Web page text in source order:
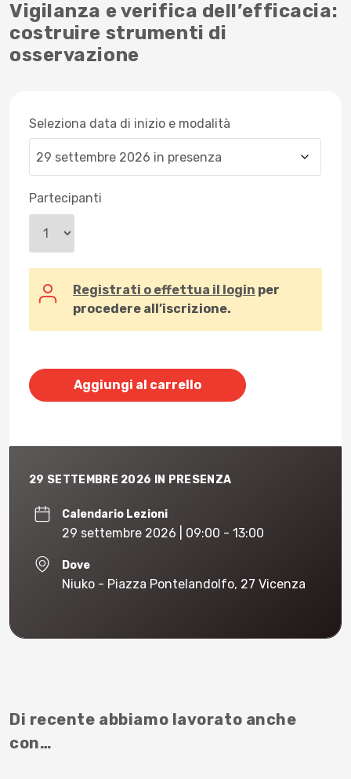
Vigilanza e verifica dell’efficacia:
costruire strumenti di
osservazione
Seleziona data di inizio e modalità
Partecipanti
Registrati o effettua il login per
procedere all’iscrizione.
Aggiungi al carrello
29 SETTEMBRE 2026 IN PRESENZA
Calendario Lezioni
29 settembre 2026 | 09:00 - 13:00
Dove
Niuko - Piazza Pontelandolfo, 27 Vicenza
Di recente abbiamo lavorato anche
con…